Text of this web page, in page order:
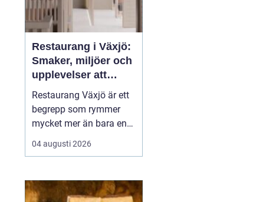
Restaurang i Växjö:
Smaker, miljöer och
upplevelser att
minnas
Restaurang Växjö är ett
begrepp som rymmer
mycket mer än bara en
plats att äta på.
Teleborgsslott.com visar
värdskap kan vävas ihop
till en helhetsupplevelse
04 augusti 2026